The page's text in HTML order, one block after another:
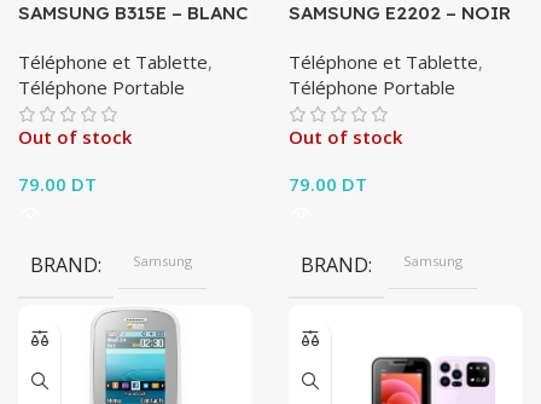
SAMSUNG B315E – BLANC
Téléphone et Tablette,
Téléphone Portable
Out of stock
79.00 DT
BRAND Samsung
SAMSUNG E2202 – NOIR
Téléphone et Tablette,
Téléphone Portable
Out of stock
79.00 DT
BRAND Samsung